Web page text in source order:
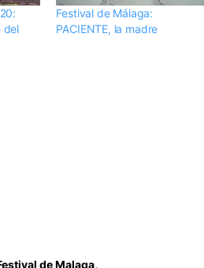
del
Festival de Málaga:
PACIENTE, la madre
de Malaga,